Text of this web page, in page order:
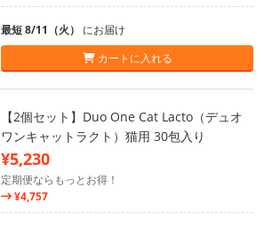
最短 8/11（火） にお届け
カートに入れる
【2個セット】Duo One Cat Lacto（デュオ
ワンキャットラクト）猫用 30包入り
¥5,230
定期便ならもっとお得！
¥4,757